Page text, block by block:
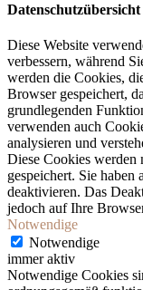
Datenschutzübersicht
Diese Website
verbessern, während
werden die Cookies,
Browser gespeichert,
grundlegenden
verwenden auch
analysieren und
Diese Cookies
gespeichert. Sie
deaktivieren. Das
jedoch auf Ihre
Notwendige
Notwendige
immer aktiv
Notwendige Cookies